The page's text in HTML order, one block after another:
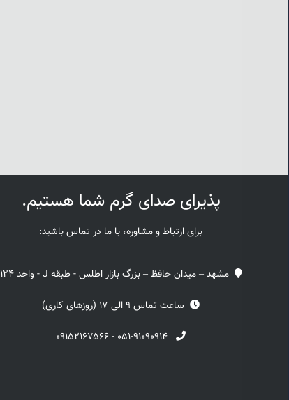
پذیرای صدای گرم شما هستیم.
برای ارتباط و مشاوره، با ما در تماس باشید:
مشهد – میدان حافظ – بزرگ بازار اطلس - طبقه J - واحد 124
ساعت تماس 9 الی 17 (روزهای کاری)
۰۵۱-۹۱۰۹۰۹۱۴ - ۰۹۱۵۲۱۶۷۵۶۶